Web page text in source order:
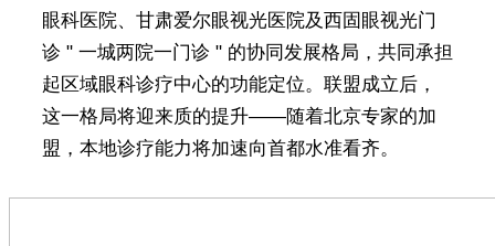
眼科医院、甘肃爱尔眼视光医院及西固眼视光门
诊 " 一城两院一门诊 " 的协同发展格局，共同承担
起区域眼科诊疗中心的功能定位。联盟成立后，
这一格局将迎来质的提升——随着北京专家的加
盟，本地诊疗能力将加速向首都水准看齐。